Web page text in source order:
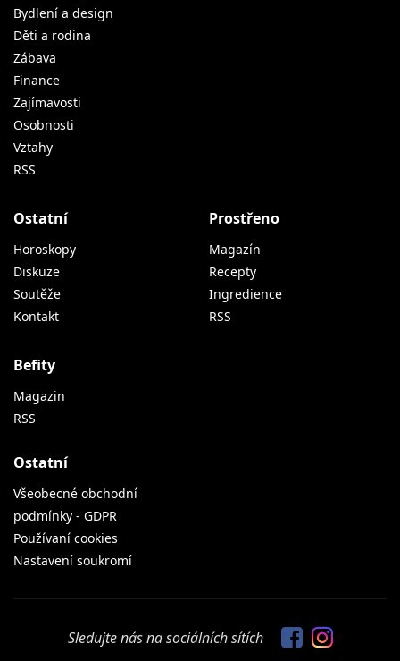
Bydlení a design
Děti a rodina
Zábava
Finance
Zajímavosti
Osobnosti
Vztahy
RSS
Ostatní
Horoskopy
Diskuze
Soutěže
Kontakt
Prostřeno
Magazín
Recepty
Ingredience
RSS
Befity
Magazin
RSS
Ostatní
Všeobecné obchodní
podmínky - GDPR
Používaní cookies
Nastavení soukromí
Sledujte nás na sociálních sítích